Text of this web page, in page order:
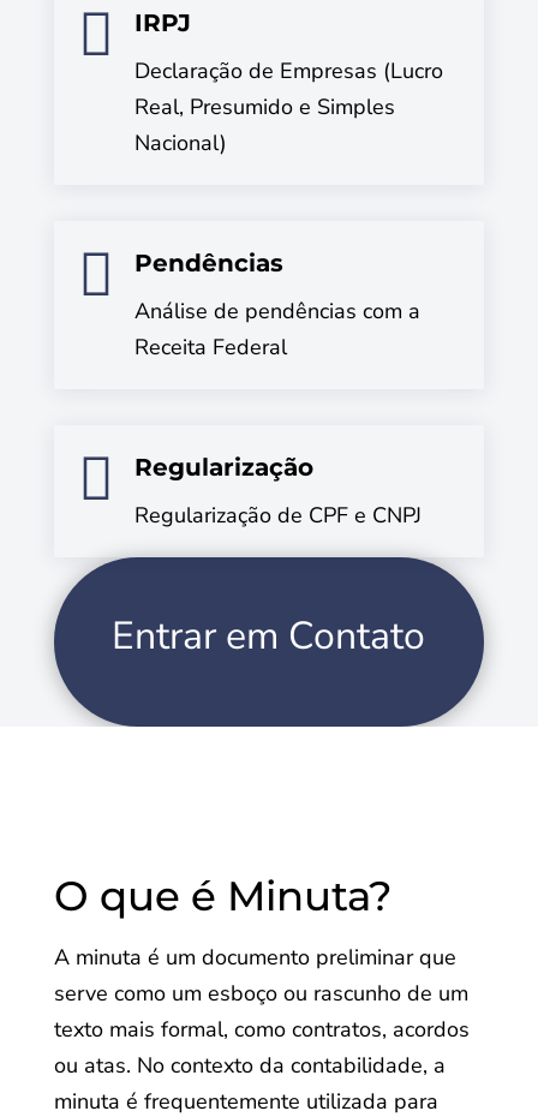

IRPJ
Declaração de Empresas (Lucro
Real, Presumido e Simples
Nacional)

Pendências
Análise de pendências com a
Receita Federal

Regularização
Regularização de CPF e CNPJ
Entrar em Contato
O que é Minuta?
A minuta é um documento preliminar que
serve como um esboço ou rascunho de um
texto mais formal, como contratos, acordos
ou atas. No contexto da contabilidade, a
minuta é frequentemente utilizada para